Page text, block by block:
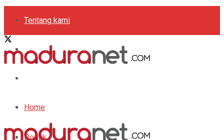
Tentang kami
Kebijakan Privasi
Periklanan
Home
Politik